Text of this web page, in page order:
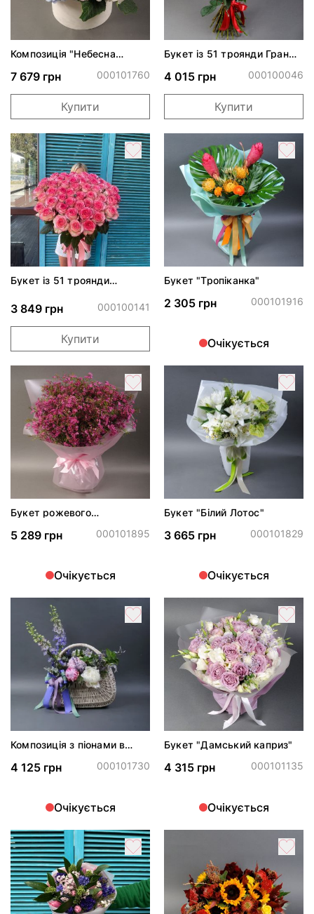
Композиція "Небесна
7 679 грн 000101760
Купити
Букет із 51 троянди Гран
4 015 грн 000100046
Купити
Букет із 51 троянди
3 849 грн 000100141
Купити
Букет "Тропіканка"
2 305 грн 000101916
Очікується
Букет рожевого
5 289 грн 000101895
Очікується
Букет "Білий Лотос"
3 665 грн 000101829
Очікується
Композиція з піонами в
4 125 грн 000101730
Очікується
Букет "Дамський каприз"
4 315 грн 000101135
Очікується